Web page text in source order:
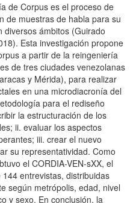
de Corpus es el proceso de
de muestras de habla para su
diversos ámbitos (Guirado
Esta investigación propone
a partir de la reingeniería
de tres ciudades venezolanas
y Mérida), para realizar
en una microdiacronía del
para el rediseño
la estructuración de los
ii. evaluar los aspectos
iii. crear el nuevo
su representatividad. Como
el CORDIA-VEN-sXX, el
entrevistas, distribuidas
según metrópolis, edad, nivel
y sexo. En conclusión, la